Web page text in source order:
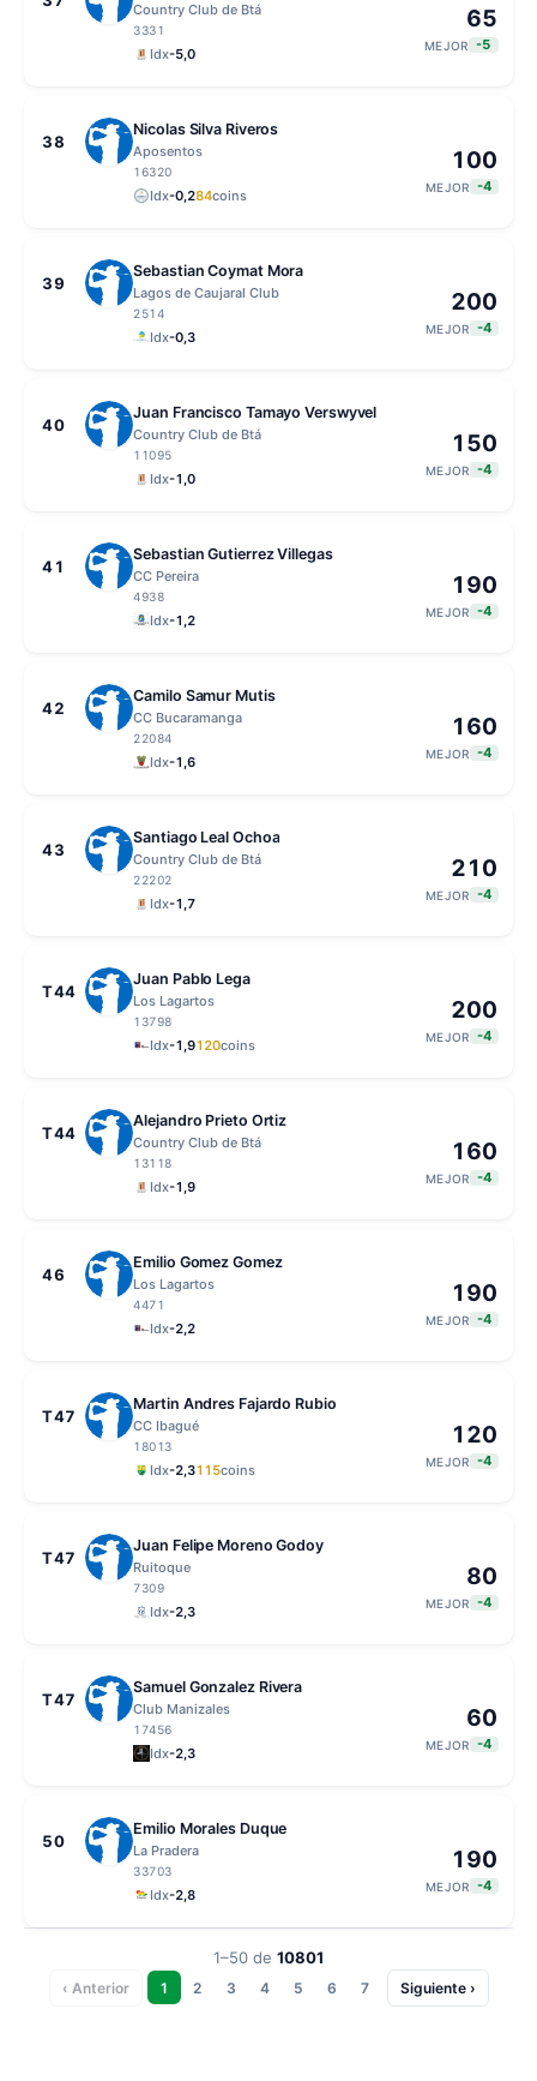
Country Club de Btá
3331
Idx-5,0
65
MEJOR -5
38
Nicolas Silva Riveros
Aposentos
16320
Idx-0,284coins
100
MEJOR -4
39
Sebastian Coymat Mora
Lagos de Caujaral Club
2514
Idx-0,3
200
MEJOR -4
40
Juan Francisco Tamayo Verswyvel
Country Club de Btá
11095
Idx-1,0
150
MEJOR -4
41
Sebastian Gutierrez Villegas
CC Pereira
4938
Idx-1,2
190
MEJOR -4
42
Camilo Samur Mutis
CC Bucaramanga
22084
Idx-1,6
160
MEJOR -4
43
Santiago Leal Ochoa
Country Club de Btá
22202
Idx-1,7
210
MEJOR -4
T44
Juan Pablo Lega
Los Lagartos
13798
Idx-1,9120coins
200
MEJOR -4
T44
Alejandro Prieto Ortiz
Country Club de Btá
13118
Idx-1,9
160
MEJOR -4
46
Emilio Gomez Gomez
Los Lagartos
4471
Idx-2,2
190
MEJOR -4
T47
Martin Andres Fajardo Rubio
CC Ibagué
18013
Idx-2,3115coins
120
MEJOR -4
T47
Juan Felipe Moreno Godoy
Ruitoque
7309
Idx-2,3
80
MEJOR -4
T47
Samuel Gonzalez Rivera
Club Manizales
17456
Idx-2,3
60
MEJOR -4
50
Emilio Morales Duque
La Pradera
33703
Idx-2,8
190
MEJOR -4
1–50 de 10801
‹ Anterior 1 2 3 4 5 6 7 Siguiente ›